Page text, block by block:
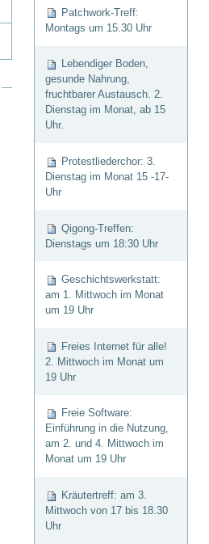
Patchwork-Treff:
Montags um 15.30 Uhr
Lebendiger Boden,
gesunde Nahrung,
fruchtbarer Austausch. 2.
Dienstag im Monat, ab 15
Uhr.
Protestliederchor: 3.
Dienstag im Monat 15 -17-
Uhr
Qigong-Treffen:
Dienstags um 18:30 Uhr
Geschichtswerkstatt:
am 1. Mittwoch im Monat
um 19 Uhr
Freies Internet für alle!
2. Mittwoch im Monat um
19 Uhr
Freie Software:
Einführung in die Nutzung,
am 2. und 4. Mittwoch im
Monat um 19 Uhr
Kräutertreff: am 3.
Mittwoch von 17 bis 18.30
Uhr